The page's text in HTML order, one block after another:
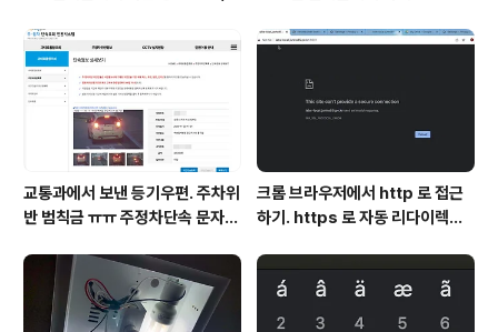
교통과에서 보낸 등기우편. 주차위
반 범칙금 ㅠㅠ 주정차단속 문자알
크롬 브라우저에서 http 로 접근
하기. https 로 자동 리다이렉트